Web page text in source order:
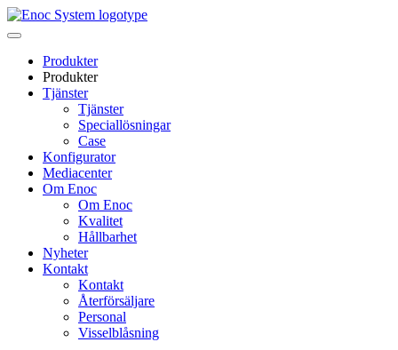
Skip
to
Produkter
Produkter
Tjänster
Tjänster
Speciallösningar
Case
Konfigurator
Mediacenter
Om Enoc
Om Enoc
Kvalitet
Hållbarhet
Nyheter
Kontakt
Kontakt
Återförsäljare
Personal
Visselblåsning